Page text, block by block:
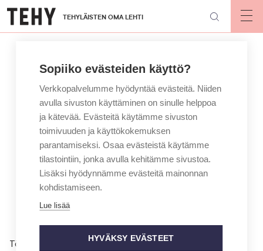
Hyppää
pääsisältöön
TEHYLÄISTEN OMA LEHTI
Töissä
Sopiiko evästeiden käyttö?
Verkkopalvelumme hyödyntää evästeitä. Niiden
avulla sivuston käyttäminen on sinulle helppoa
ja kätevää. Evästeitä käytämme sivuston
toimivuuden ja käyttökokemuksen
parantamiseksi. Osaa evästeistä käytämme
tilastointiin, jonka avulla kehitämme sivustoa.
Lisäksi hyödynnämme evästeitä mainonnan
kohdistamiseen.
Lue lisää
HYVÄKSY EVÄSTEET